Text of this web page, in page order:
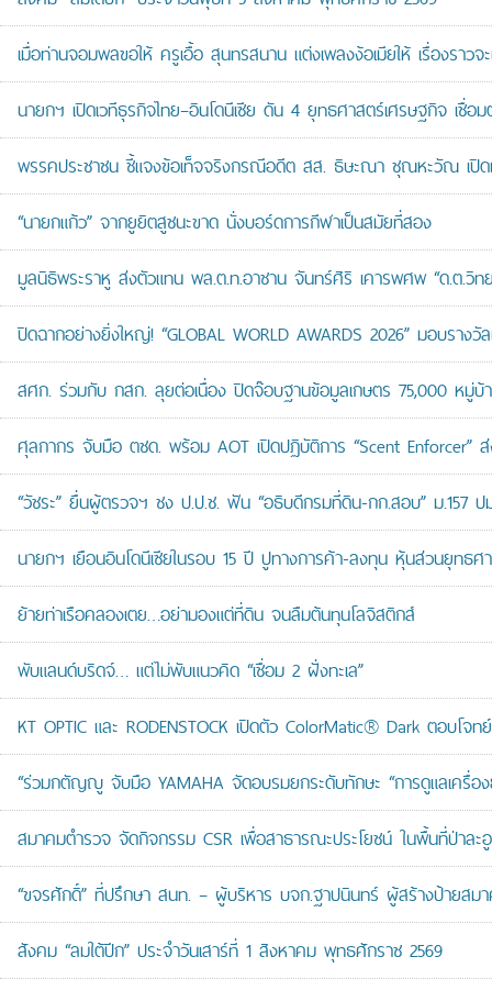
เมื่อท่านจอมพลขอให้ ครูเอื้อ สุนทรสนาน แต่งเพลงง้อเมียให้ เรื่องราวจะ
นายกฯ เปิดเวทีธุรกิจไทย–อินโดนีเซีย ดัน 4 ยุทธศาสตร์เศรษฐกิจ เ
พรรคประชาชน ชี้แจงข้อเท็จจริงกรณีอดีต สส. ธิษะณา ชุณหะวัณ เปิด
“นายกแก้ว” จากยูยิตสูชนะขาด นั่งบอร์ดการกีฬาเป็นสมัยที่สอง
มูลนิธิพระราหู ส่งตัวแทน พล.ต.ท.อาชาน จันทร์ศิริ เคารพศพ “ด.ต.วิท
ปิดฉากอย่างยิ่งใหญ่! “GLOBAL WORLD AWARDS 2026” มอบรา
สศก. ร่วมกับ กสก. ลุยต่อเนื่อง ปิดจ๊อบฐานข้อมูลเกษตร 75,000 หมู่
ศุลกากร จับมือ ตชด. พร้อม AOT เปิดปฏิบัติการ “Scent Enforcer”
“วัชระ” ยื่นผู้ตรวจฯ ชง ป.ป.ช. ฟัน “อธิบดีกรมที่ดิน-กก.สอบ” ม.157 ป
นายกฯ เยือนอินโดนีเซียในรอบ 15 ปี ปูทางการค้า-ลงทุน หุ้นส่วนยุทธศ
ย้ายท่าเรือคลองเตย…อย่ามองแต่ที่ดิน จนลืมต้นทุนโลจิสติกส์
พับแลนด์บริดจ์… แต่ไม่พับแนวคิด “เชื่อม 2 ฝั่งทะเล”
KT OPTIC และ RODENSTOCK เปิดตัว ColorMatic® Dark ตอบโจ
“ร่วมกตัญญู จับมือ YAMAHA จัดอบรมยกระดับทักษะ “การดูแลเครื่อ
สมาคมตำรวจ จัดกิจกรรม CSR เพื่อสาธารณะประโยชน์ ในพื้นที่ป่าละอู
“ขจรศักดิ์” ที่ปรึกษา สนท. – ผู้บริหาร บจก.ฐาปนินทร์ ผู้สร้างป้ายสม
สังคม “ลมใต้ปีก” ประจำวันเสาร์ที่ 1 สิงหาคม พุทธศักราช 2569